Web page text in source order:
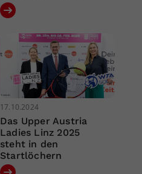
17.10.2024
Das Upper Austria
Ladies Linz 2025
steht in den
Startlöchern